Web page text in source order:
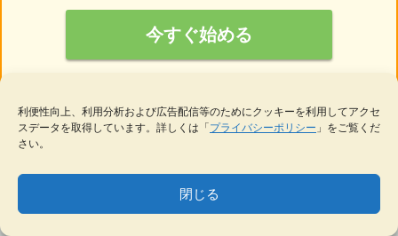
利便性向上、利用分析および広告配信等のためにクッキーを利用してアクセ
スデータを取得しています。詳しくは「 プライバシーポリシー 」をご覧くだ
さい。
閉じる
今すぐ始める